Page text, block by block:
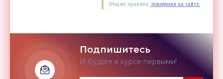
Общие правила поведения на сайте.
Подпишитесь
И будьте в курсе первыми!